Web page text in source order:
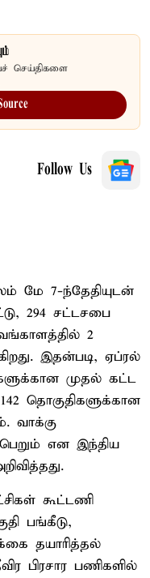
செய்திகளை
Follow Us
மே 7-ந்தேதியுடன்
294 சட்டசபை
2
இதன்படி, ஏப்ரல்
முதல் கட்ட
தொகுதிகளுக்கான
வாக்கு
என இந்திய
கூட்டணி
பங்கீடு,
தயாரித்தல்
பிரசார பணிகளில்